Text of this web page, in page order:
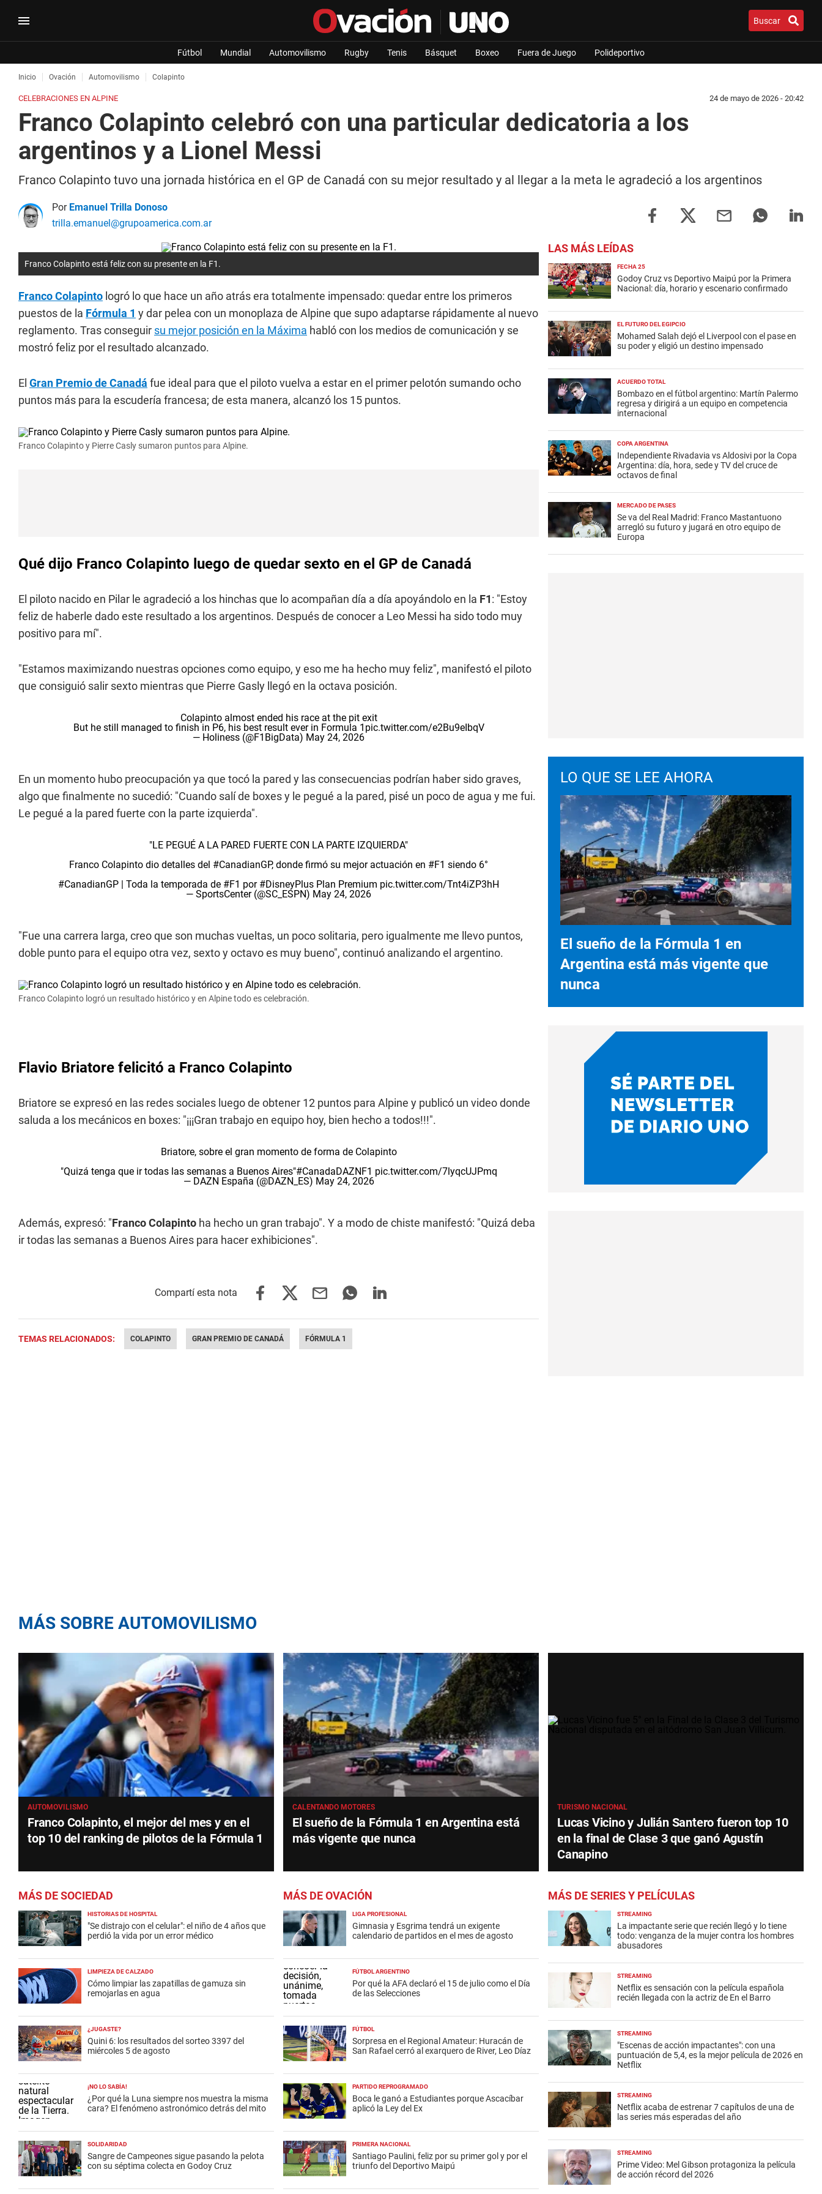
Buscar
Fútbol Mundial Automovilismo Rugby Tenis Básquet Boxeo Fuera de Juego Polideportivo
Inicio Ovación Automovilismo Colapinto
CELEBRACIONES EN ALPINE 24 de mayo de 2026 - 20:42
Franco Colapinto celebró con una particular dedicatoria a los
argentinos y a Lionel Messi
Franco Colapinto tuvo una jornada histórica en el GP de Canadá con su mejor resultado y al llegar a la meta le agradeció a los argentinos
Por Emanuel Trilla Donoso
trilla.emanuel@grupoamerica.com.ar
Franco Colapinto está feliz con su presente en la F1.
Franco Colapinto logró lo que hace un año atrás era totalmente impensado: quedar entre los primeros
puestos de la Fórmula 1 y dar pelea con un monoplaza de Alpine que supo adaptarse rápidamente al nuevo
reglamento. Tras conseguir su mejor posición en la Máxima habló con los medios de comunicación y se
mostró feliz por el resultado alcanzado.
El Gran Premio de Canadá fue ideal para que el piloto vuelva a estar en el primer pelotón sumando ocho
puntos más para la escudería francesa; de esta manera, alcanzó los 15 puntos.
Franco Colapinto y Pierre Casly sumaron puntos para Alpine.
Qué dijo Franco Colapinto luego de quedar sexto en el GP de Canadá
El piloto nacido en Pilar le agradeció a los hinchas que lo acompañan día a día apoyándolo en la F1: "Estoy
feliz de haberle dado este resultado a los argentinos. Después de conocer a Leo Messi ha sido todo muy
positivo para mí".
"Estamos maximizando nuestras opciones como equipo, y eso me ha hecho muy feliz", manifestó el piloto
que consiguió salir sexto mientras que Pierre Gasly llegó en la octava posición.
Colapinto almost ended his race at the pit exit
But he still managed to finish in P6, his best result ever in Formula 1 pic.twitter.com/e2Bu9eIbqV
— Holiness (@F1BigData) May 24, 2026
En un momento hubo preocupación ya que tocó la pared y las consecuencias podrían haber sido graves,
algo que finalmente no sucedió: "Cuando salí de boxes y le pegué a la pared, pisé un poco de agua y me fui.
Le pegué a la pared fuerte con la parte izquierda".
"LE PEGUÉ A LA PARED FUERTE CON LA PARTE IZQUIERDA"
Franco Colapinto dio detalles del #CanadianGP, donde firmó su mejor actuación en #F1 siendo 6°
#CanadianGP | Toda la temporada de #F1 por #DisneyPlus Plan Premium pic.twitter.com/Tnt4iZP3hH
— SportsCenter (@SC_ESPN) May 24, 2026
"Fue una carrera larga, creo que son muchas vueltas, un poco solitaria, pero igualmente me llevo puntos,
doble punto para el equipo otra vez, sexto y octavo es muy bueno", continuó analizando el argentino.
Franco Colapinto logró un resultado histórico y en Alpine todo es celebración.
Flavio Briatore felicitó a Franco Colapinto
Briatore se expresó en las redes sociales luego de obtener 12 puntos para Alpine y publicó un video donde
saluda a los mecánicos en boxes: "¡¡¡Gran trabajo en equipo hoy, bien hecho a todos!!!".
Briatore, sobre el gran momento de forma de Colapinto
"Quizá tenga que ir todas las semanas a Buenos Aires"#CanadaDAZNF1 pic.twitter.com/7lyqcUJPmq
— DAZN España (@DAZN_ES) May 24, 2026
Además, expresó: "Franco Colapinto ha hecho un gran trabajo". Y a modo de chiste manifestó: "Quizá deba
ir todas las semanas a Buenos Aires para hacer exhibiciones".
TEMAS RELACIONADOS: COLAPINTO GRAN PREMIO DE CANADÁ FÓRMULA 1
LAS MÁS LEÍDAS
FECHA 25
Godoy Cruz vs Deportivo Maipú por la Primera
Nacional: día, horario y escenario confirmado
EL FUTURO DEL EGIPCIO
Mohamed Salah dejó el Liverpool con el pase en
su poder y eligió un destino impensado
ACUERDO TOTAL
Bombazo en el fútbol argentino: Martín Palermo
regresa y dirigirá a un equipo en competencia
internacional
COPA ARGENTINA
Independiente Rivadavia vs Aldosivi por la Copa
Argentina: día, hora, sede y TV del cruce de
octavos de final
MERCADO DE PASES
Se va del Real Madrid: Franco Mastantuono
arregló su futuro y jugará en otro equipo de
Europa
LO QUE SE LEE AHORA
El sueño de la Fórmula 1 en
Argentina está más vigente que
nunca
MÁS SOBRE AUTOMOVILISMO
AUTOMOVILISMO
Franco Colapinto, el mejor del mes y en el
top 10 del ranking de pilotos de la Fórmula 1
CALENTANDO MOTORES
El sueño de la Fórmula 1 en Argentina está
más vigente que nunca
TURISMO NACIONAL
Lucas Vicino y Julián Santero fueron top 10
en la final de Clase 3 que ganó Agustín
Canapino
MÁS DE SOCIEDAD
HISTORIAS DE HOSPITAL
"Se distrajo con el celular": el niño de 4 años que
perdió la vida por un error médico
LIMPIEZA DE CALZADO
Cómo limpiar las zapatillas de gamuza sin
remojarlas en agua
¿JUGASTE?
Quini 6: los resultados del sorteo 3397 del
miércoles 5 de agosto
¡NO LO SABÍA!
¿Por qué la Luna siempre nos muestra la misma
cara? El fenómeno astronómico detrás del mito
SOLIDARIDAD
Sangre de Campeones sigue pasando la pelota
con su séptima colecta en Godoy Cruz
MÁS DE OVACIÓN
LIGA PROFESIONAL
Gimnasia y Esgrima tendrá un exigente
calendario de partidos en el mes de agosto
FÚTBOL ARGENTINO
Por qué la AFA declaró el 15 de julio como el Día
de las Selecciones
FÚTBOL
Sorpresa en el Regional Amateur: Huracán de
San Rafael cerró al exarquero de River, Leo Díaz
PARTIDO REPROGRAMADO
Boca le ganó a Estudiantes porque Ascacíbar
aplicó la Ley del Ex
PRIMERA NACIONAL
Santiago Paulini, feliz por su primer gol y por el
triunfo del Deportivo Maipú
MÁS DE SERIES Y PELÍCULAS
STREAMING
La impactante serie que recién llegó y lo tiene
todo: venganza de la mujer contra los hombres
abusadores
STREAMING
Netflix es sensación con la película española
recién llegada con la actriz de En el Barro
STREAMING
"Escenas de acción impactantes": con una
puntuación de 5,4, es la mejor película de 2026 en
Netflix
STREAMING
Netflix acaba de estrenar 7 capítulos de una de
las series más esperadas del año
STREAMING
Prime Video: Mel Gibson protagoniza la película
de acción récord del 2026